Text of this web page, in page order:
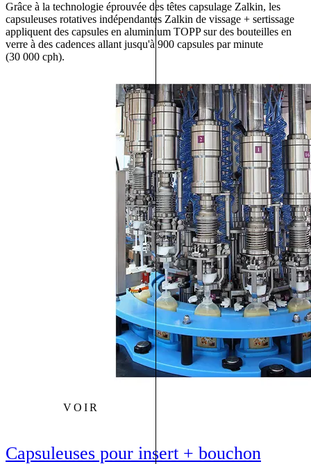
Grâce à la technologie éprouvée des têtes capsulage Zalkin, les
capsuleuses rotatives indépendantes Zalkin de vissage + sertissage
appliquent des capsules en aluminium TOPP sur des bouteilles en
verre à des cadences allant jusqu'à 900 capsules par minute
(30 000 cph).
VOIR
Capsuleuses pour insert + bouchon